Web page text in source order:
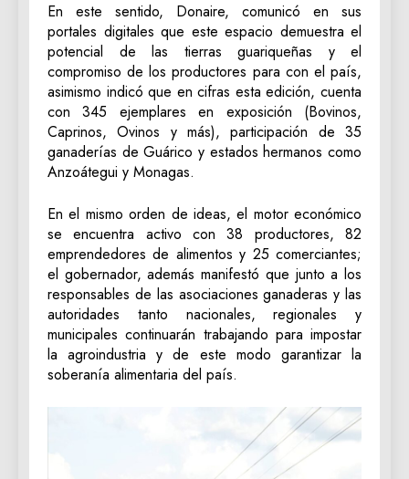
En este sentido, Donaire, comunicó en sus
portales digitales que este espacio demuestra el
potencial de las tierras guariqueñas y el
compromiso de los productores para con el país,
asimismo indicó que en cifras esta edición, cuenta
con 345 ejemplares en exposición (Bovinos,
Caprinos, Ovinos y más), participación de 35
ganaderías de Guárico y estados hermanos como
Anzoátegui y Monagas.
En el mismo orden de ideas, el motor económico
se encuentra activo con 38 productores, 82
emprendedores de alimentos y 25 comerciantes;
el gobernador, además manifestó que junto a los
responsables de las asociaciones ganaderas y las
autoridades tanto nacionales, regionales y
municipales continuarán trabajando para impostar
la agroindustria y de este modo garantizar la
soberanía alimentaria del país.